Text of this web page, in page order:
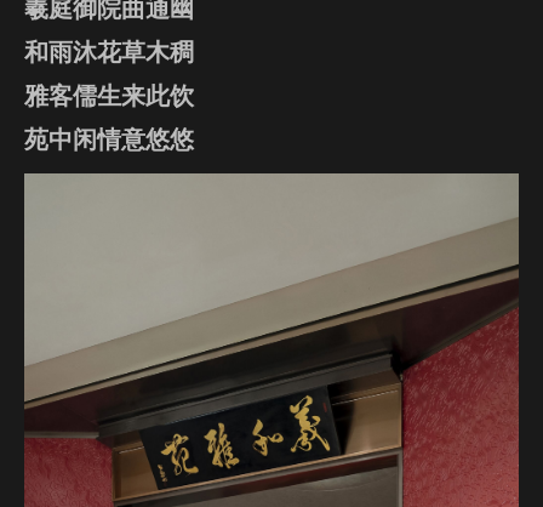
羲庭御院曲通幽
和雨沐花草木稠
雅客儒生来此饮
苑中闲情意悠悠